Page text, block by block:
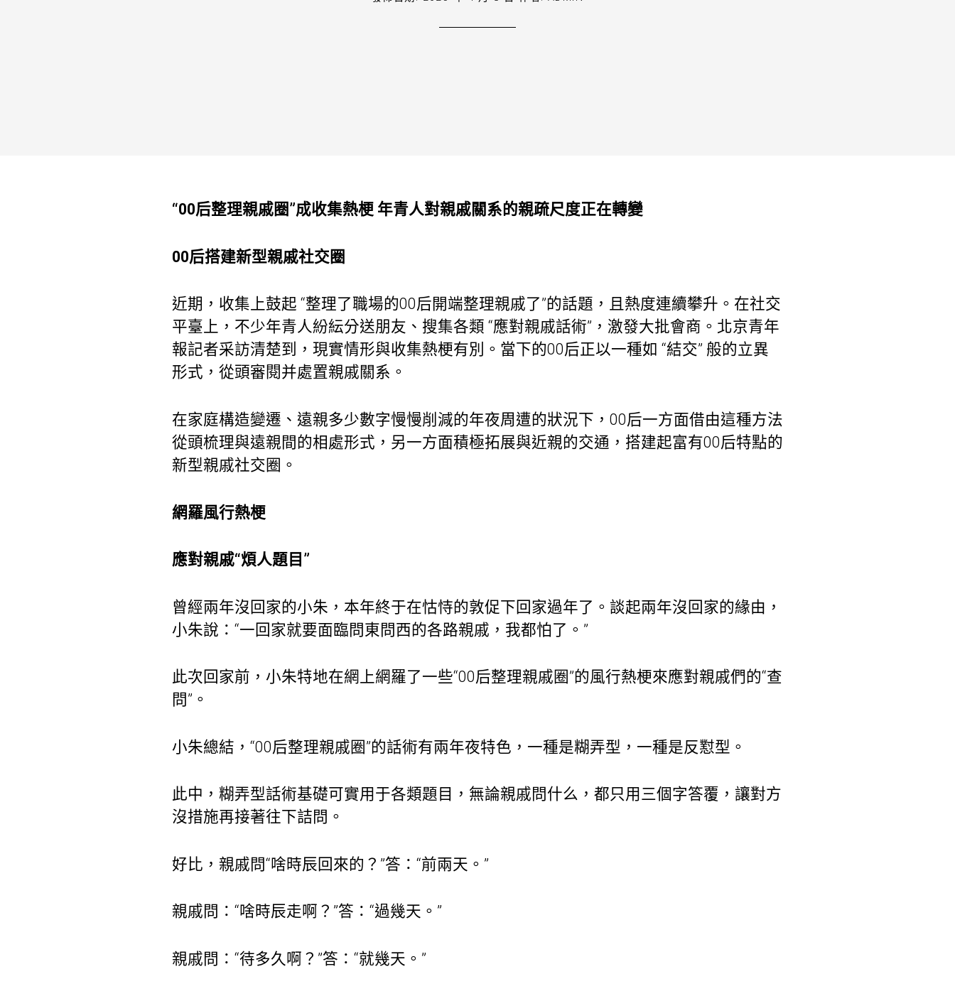
“00后整理親戚圈”成收集熱梗 年青人對親戚關系的親疏尺度正在轉變
00后搭建新型親戚社交圈
近期，收集上鼓起 “整理了職場的00后開端整理親戚了”的話題，且熱度連續攀升。在社交
平臺上，不少年青人紛紜分送朋友、搜集各類 “應對親戚話術”，激發大批會商。北京青年
報記者采訪清楚到，現實情形與收集熱梗有別。當下的00后正以一種如 “結交” 般的立異
形式，從頭審閱并處置親戚關系。
在家庭構造變遷、遠親多少數字慢慢削減的年夜周遭的狀況下，00后一方面借由這種方法
從頭梳理與遠親間的相處形式，另一方面積極拓展與近親的交通，搭建起富有00后特點的
新型親戚社交圈。
網羅風行熱梗
應對親戚“煩人題目”
曾經兩年沒回家的小朱，本年終于在怙恃的敦促下回家過年了。談起兩年沒回家的緣由，
小朱說：“一回家就要面臨問東問西的各路親戚，我都怕了。”
此次回家前，小朱特地在網上網羅了一些“00后整理親戚圈”的風行熱梗來應對親戚們的“查
問”。
小朱總結，“00后整理親戚圈”的話術有兩年夜特色，一種是糊弄型，一種是反懟型。
此中，糊弄型話術基礎可實用于各類題目，無論親戚問什么，都只用三個字答覆，讓對方
沒措施再接著往下詰問。
好比，親戚問“啥時辰回來的？”答：“前兩天。”
親戚問：“啥時辰走啊？”答：“過幾天。”
親戚問：“待多久啊？”答：“就幾天。”